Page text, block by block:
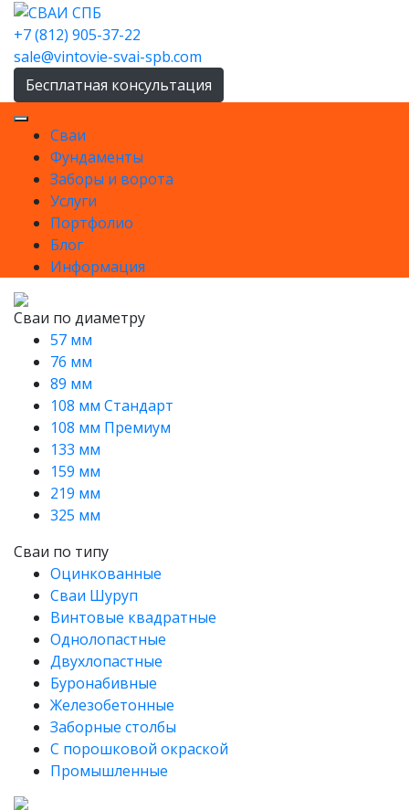
Skip
content
+7 (812) 905-37-22
sale@vintovie-svai-spb.com
Бесплатная консультация
Сваи
Фундаменты
Заборы и ворота
Услуги
Портфолио
Блог
Информация
Сваи по диаметру
57 мм
76 мм
89 мм
108 мм Стандарт
108 мм Премиум
133 мм
159 мм
219 мм
325 мм
Сваи по типу
Оцинкованные
Сваи Шуруп
Винтовые квадратные
Однолопастные
Двухлопастные
Буронабивные
Железобетонные
Заборные столбы
С порошковой окраской
Промышленные